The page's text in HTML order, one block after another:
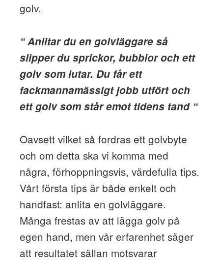
golv.
“ Anlitar du en golvläggare så
slipper du sprickor, bubblor och ett
golv som lutar. Du får ett
fackmannamässigt jobb utfört och
ett golv som står emot tidens tand “
Oavsett vilket så fordras ett golvbyte
och om detta ska vi komma med
några, förhoppningsvis, värdefulla tips.
Vårt första tips är både enkelt och
handfast: anlita en golvläggare.
Många frestas av att lägga golv på
egen hand, men vår erfarenhet säger
att resultatet sällan motsvarar